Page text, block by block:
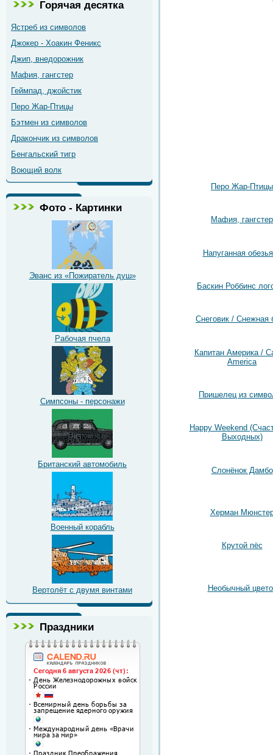
Горячая десятка
Ястреб из символов
Джокер - Хоакин Феникс
Джип, внедорожник
Мафия, гангстер
Геймпад, джойстик
Перо Жар-Птицы
Бэтмен из символов
Дракончик из символов
Бенгальский тигр
Воющий волк
Фото - Картинки
Эванс из «Пожиратель душ»
Рабочая пчела
Симпсоны - персонажи
Британский автомобиль
Военный корабль
Вертолёт с двумя винтами
Праздники
Перо Жар-Птицы
Мафия, гангстер
Напуганная
Баскин Роббинс
Снеговик / Снежная
Капитан Америка /
America
Пришелец из
Happy Weekend
Выходных)
Слонёнок Дамбо
Херман
Крутой пёс
Необычный